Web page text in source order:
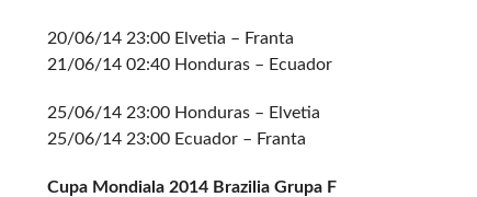
20/06/14 23:00 Elvetia – Franta
21/06/14 02:40 Honduras – Ecuador
25/06/14 23:00 Honduras – Elvetia
25/06/14 23:00 Ecuador – Franta
Cupa Mondiala 2014 Brazilia Grupa F